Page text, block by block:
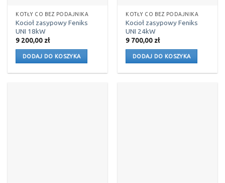
KOTŁY CO BEZ PODAJNIKA
Kocioł zasypowy Feniks
UNI 18kW
9 200,00 zł
DODAJ DO KOSZYKA
KOTŁY CO BEZ PODAJNIKA
Kocioł zasypowy Feniks
UNI 24kW
9 700,00 zł
DODAJ DO KOSZYKA